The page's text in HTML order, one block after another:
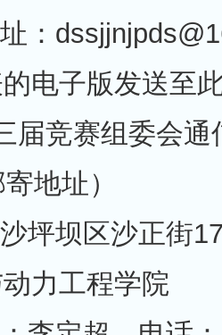
：
电子版发送至
届竞赛组委会通
地址）
坪坝区沙正街
力工程学院